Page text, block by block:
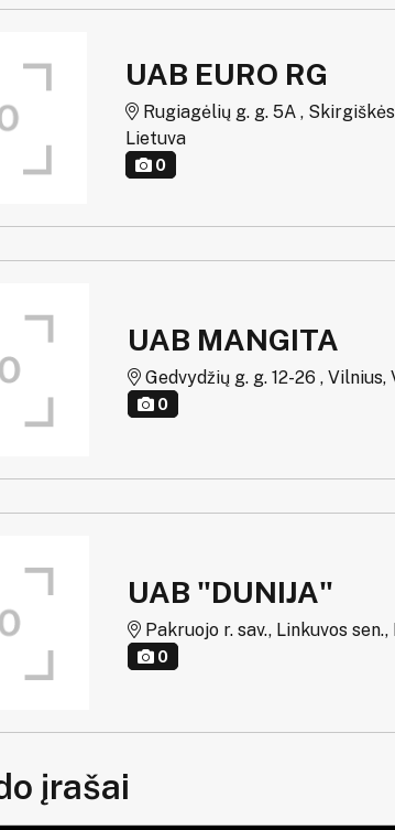
UAB EURO RG
Rugiagėlių g. g. 5A ,
Lietuva
0
UAB MANGITA
Gedvydžių g. g. 12-26 ,
0
UAB "DUNIJA"
Pakruojo r. sav., Linkuvos
0
įrašai